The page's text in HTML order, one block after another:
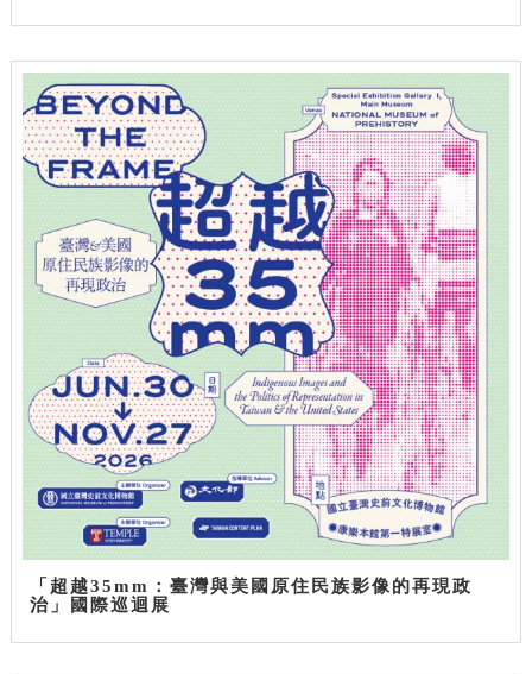
「超越35mm：臺灣與美國原住民族影像的再現政
治」國際巡迴展